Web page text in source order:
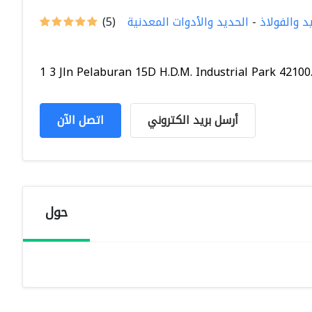
(5) والفولاذ - الحديد والأدوات المعدنية
1 3 Jln Pelaburan 15D H.D.M. Industrial Park
اتصل الآن أرسل بريد الكتروني
حول